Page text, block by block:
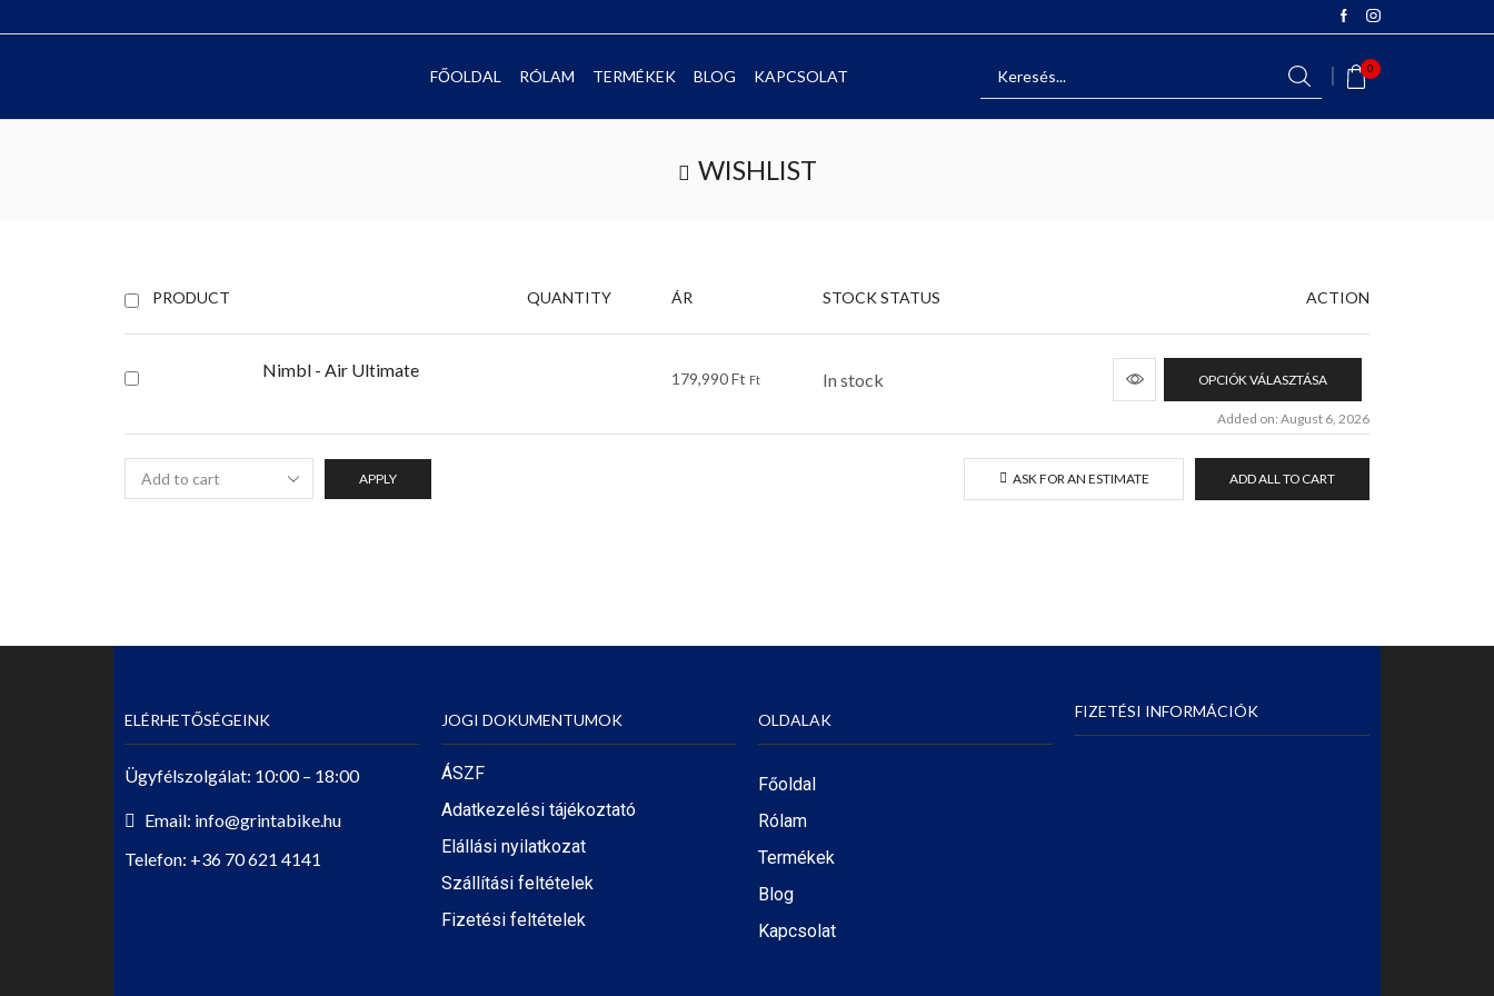
FŐOLDAL RÓLAM TERMÉKEK BLOG KAPCSOLAT 0
WISHLIST
PRODUCT QUANTITY ÁR STOCK STATUS ACTION
Nimbl - Air Ultimate 179,990Ft Ft In stock OPCIÓK VÁLASZTÁSA
Added on: August 6, 2026
APPLY ASK FOR AN ESTIMATE ADD ALL TO CART
ELÉRHETŐSÉGEINK
Ügyfélszolgálat: 10:00 – 18:00
Email: info@grintabike.hu
Telefon: +36 70 621 4141
JOGI DOKUMENTUMOK
ÁSZF
Adatkezelési tájékoztató
Elállási nyilatkozat
Szállítási feltételek
Fizetési feltételek
OLDALAK
Főoldal
Rólam
Termékek
Blog
Kapcsolat
FIZETÉSI INFORMÁCIÓK